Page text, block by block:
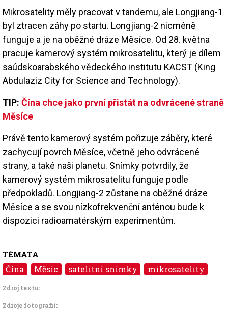
Mikrosatelity měly pracovat v tandemu, ale Longjiang-1
byl ztracen záhy po startu. Longjiang-2 nicméně
funguje a je na oběžné dráze Měsíce. Od 28. května
pracuje kamerový systém mikrosatelitu, který je dílem
saúdskoarabského vědeckého institutu KACST (King
Abdulaziz City for Science and Technology).
TIP: Čína chce jako první přistát na odvrácené straně
Měsíce
Právě tento kamerový systém pořizuje záběry, které
zachycují povrch Měsíce, včetně jeho odvrácené
strany, a také naši planetu. Snímky potvrdily, že
kamerový systém mikrosatelitu funguje podle
předpokladů. Longjiang-2 zůstane na oběžné dráze
Měsíce a se svou nízkofrekvenční anténou bude k
dispozici radioamatérským experimentům.
TÉMATA
Čína Měsíc satelitní snímky mikrosatelity
Zdroj textu:
Zdroje fotografii: